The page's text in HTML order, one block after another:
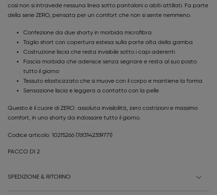
così non si intravede nessuna linea sotto pantaloni o abiti attillati. Fa parte
della serie ZERO, pensata per un comfort che non si sente nemmeno.
Confezione da due shorty in morbida microfibra
Taglio short con copertura estesa sulla parte alta della gamba
Costruzione liscia che resta invisibile sotto i capi aderenti
Fascia morbida che aderisce senza segnare e resta al suo posto
tutto il giorno
Tessuto elasticizzato che si muove con il corpo e mantiene la forma
Sensazione liscia e leggera a contatto con la pelle
Questo è il cuore di ZERO: assoluta invisibilità, zero costrizioni e massimo
comfort, in uno shorty da indossare tutto il giorno.
Codice articolo: 10215266 (7613142359771)
PACCO DI 2
SPEDIZIONE & RITORNO